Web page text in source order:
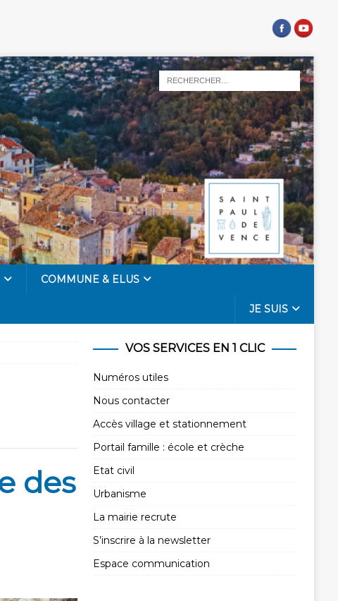
COMMUNE & ELUS
JE SUIS
des
VOS SERVICES EN 1 CLIC
Numéros utiles
Nous contacter
Accès village et stationnement
Portail famille : école et crèche
Etat civil
Urbanisme
La mairie recrute
S’inscrire à la newsletter
Espace communication